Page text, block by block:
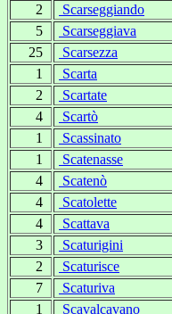
2
Scarseggiando
5
Scarseggiava
25
Scarsezza
1
Scarta
2
Scartate
4
Scartò
1
Scassinato
1
Scatenasse
4
Scatenò
4
Scatolette
4
Scattava
3
Scaturigini
2
Scaturisce
7
Scaturiva
1
Scavalcavano